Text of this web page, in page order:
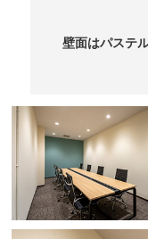
壁面はパステ